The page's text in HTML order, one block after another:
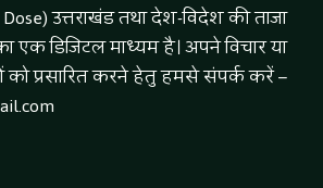
उत्तराखंड तथा देश-विदेश की ताजा
एक डिजिटल माध्यम है। अपने विचार या
को प्रसारित करने हेतु हमसे संपर्क करें –